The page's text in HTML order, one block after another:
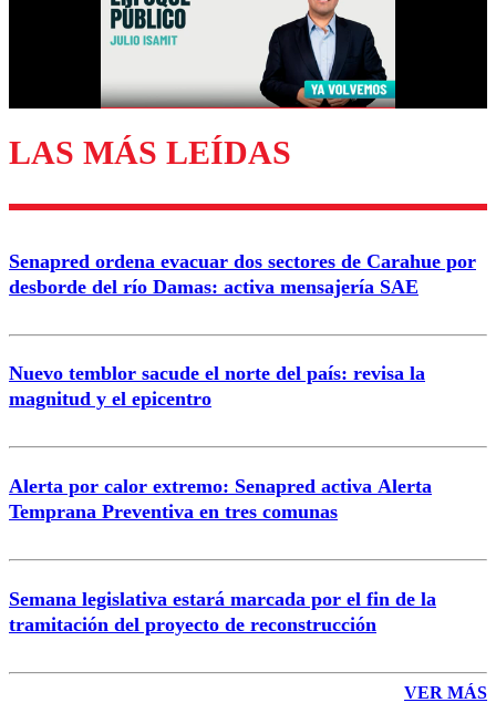
Enviar comentario
LAS MÁS LEÍDAS
Senapred ordena evacuar dos sectores de Carahue por
desborde del río Damas: activa mensajería SAE
Nuevo temblor sacude el norte del país: revisa la
magnitud y el epicentro
Alerta por calor extremo: Senapred activa Alerta
Temprana Preventiva en tres comunas
Semana legislativa estará marcada por el fin de la
tramitación del proyecto de reconstrucción
VER MÁS